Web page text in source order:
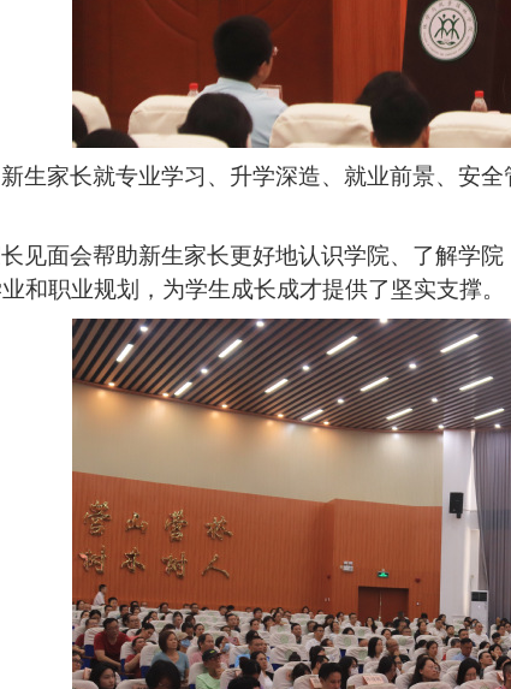
生家长就专业学习、升学深造、就业前景、安
见面会帮助新生家长更好地认识学院、了解学
和职业规划，为学生成长成才提供了坚实支撑。